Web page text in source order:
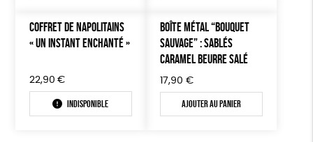
COFFRET DE NAPOLITAINS
« UN INSTANT ENCHANTÉ »
22,90 €
Indisponible
BOÎTE MÉTAL “BOUQUET
SAUVAGE” : SABLÉS
CARAMEL BEURRE SALÉ
17,90 €
Ajouter au panier